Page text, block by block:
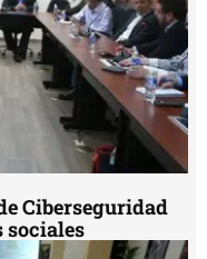
Ciberseguridad
sociales